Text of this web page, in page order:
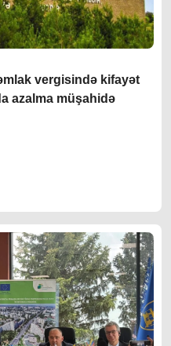
vergisində kifayət
azalma müşahidə